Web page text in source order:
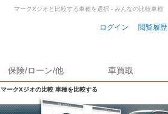
ログイン 閲覧履歴
保険/ローン/他 車買取
マークXジオの比較 車種を比較する
マークXジオと比較する車種を選択 - みんなの比較車種